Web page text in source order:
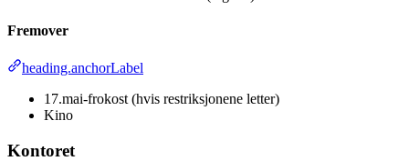
Fremover
heading.anchorLabel
17.mai-frokost (hvis restriksjonene letter)
Kino
Kontoret